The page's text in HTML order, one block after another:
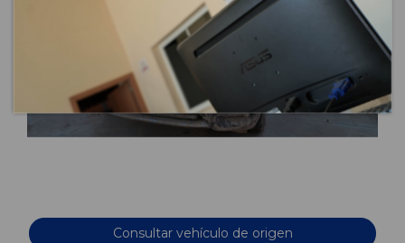
Consultar vehículo de origen